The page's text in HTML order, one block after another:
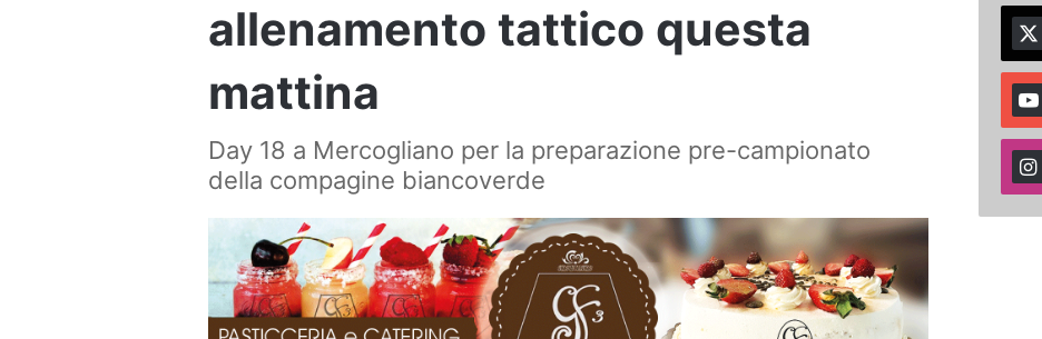
allenamento tattico questa
mattina
Day 18 a Mercogliano per la preparazione pre-campionato
della compagine biancoverde